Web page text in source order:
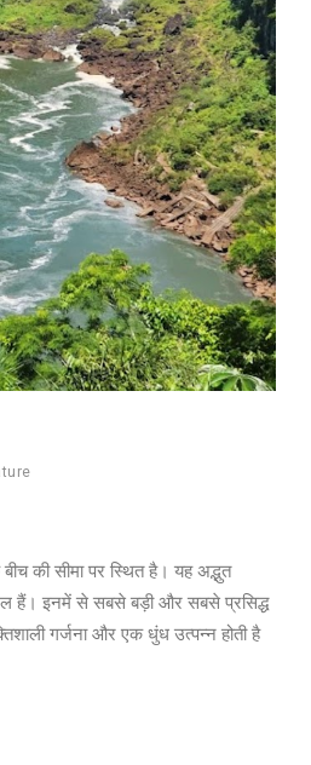
की सीमा पर स्थित है। यह अद्भुत
हैं। इनमें से सबसे बड़ी और सबसे प्रसिद्ध
गर्जना और एक धुंध उत्पन्न होती है